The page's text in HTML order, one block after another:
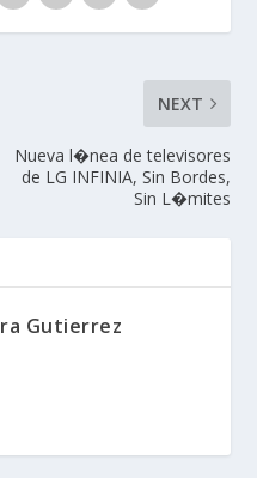
NEXT
Nueva l�nea de televisores
de LG INFINIA, Sin Bordes,
Sin L�mites
Gutierrez